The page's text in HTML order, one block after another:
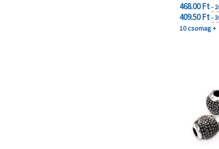
468.00 Ft-
409.50 Ft-
10 csomag +